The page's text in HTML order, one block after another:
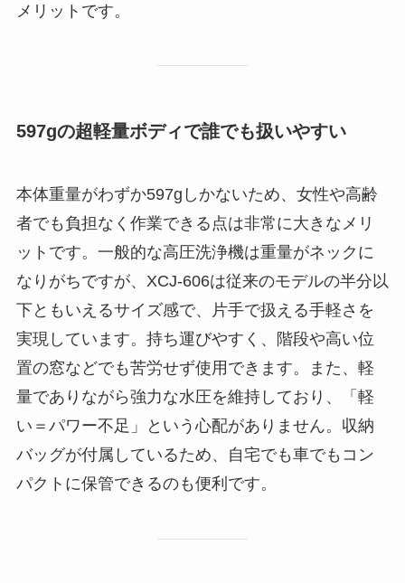
メリットです。
597gの超軽量ボディで誰でも扱いやすい
本体重量がわずか597gしかないため、女性や高齢
者でも負担なく作業できる点は非常に大きなメリ
ットです。一般的な高圧洗浄機は重量がネックに
なりがちですが、XCJ-606は従来のモデルの半分以
下ともいえるサイズ感で、片手で扱える手軽さを
実現しています。持ち運びやすく、階段や高い位
置の窓などでも苦労せず使用できます。また、軽
量でありながら強力な水圧を維持しており、「軽
い＝パワー不足」という心配がありません。収納
バッグが付属しているため、自宅でも車でもコン
パクトに保管できるのも便利です。